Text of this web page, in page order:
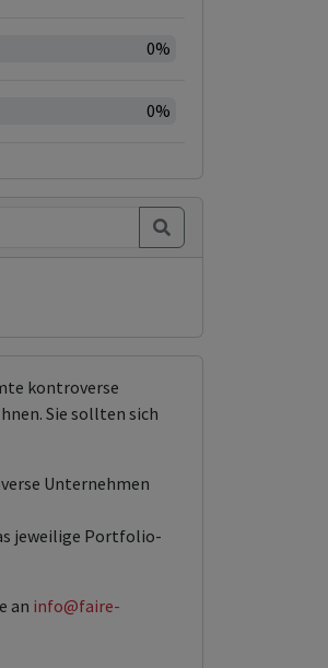
0%
0%
kontroverse
Sie sollten sich
Unternehmen
jeweilige Portfolio-
an info@faire-